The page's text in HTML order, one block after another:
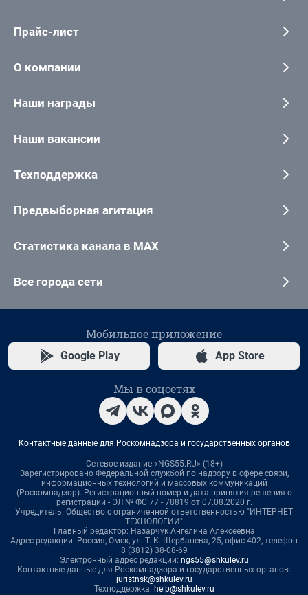
Прайс-лист
О компании
Наши награды
Наши вакансии
Техподдержка
Предвыборная агитация
Статистика канала в MAX
Все города сети
Мобильное приложение
Google Play App Store
Мы в соцсетях
Контактные данные для Роскомнадзора и государственных органов
Сетевое издание «NGS55.RU» (18+)
Зарегистрировано Федеральной службой по надзору в сфере связи,
информационных технологий и массовых коммуникаций
(Роскомнадзор). Регистрационный номер и дата принятия решения о
регистрации - ЭЛ № ФС 77 - 78819 от 07.08.2020 г.
Учредитель: Общество с ограниченной ответственностью "ИНТЕРНЕТ
ТЕХНОЛОГИИ"
Главный редактор: Назарчук Ангелина Алексеевна
Адрес редакции: Россия, Омск, ул. Т. К. Щербанева, 25, офис 402, телефон
8 (3812) 38-08-69
Электронный адрес редакции: ngs55@shkulev.ru
Контактные данные для Роскомнадзора и государственных органов:
juristnsk@shkulev.ru
Техподдержка: help@shkulev.ru